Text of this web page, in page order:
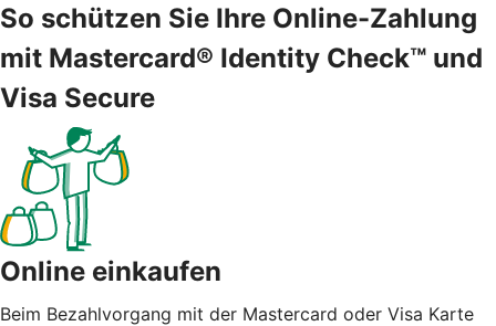
So schützen Sie Ihre Online-Zahlung
mit Mastercard® Identity Check™ und
Visa Secure
Online einkaufen
Beim Bezahlvorgang mit der Mastercard oder Visa Karte